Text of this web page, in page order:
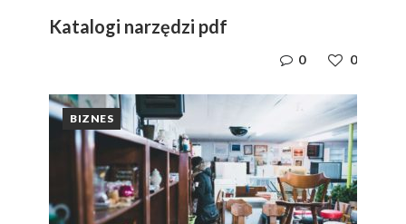
Katalogi narzędzi pdf
0
0
BIZNES